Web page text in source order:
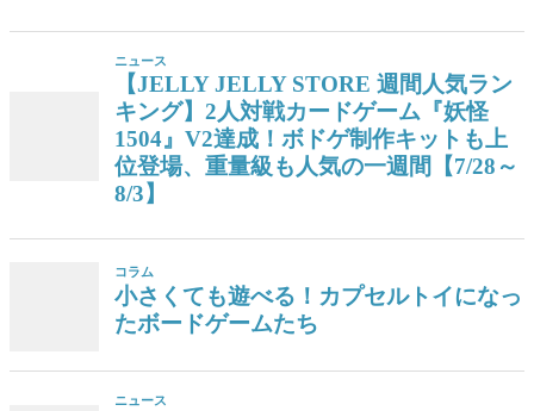
ニュース
【JELLY JELLY STORE 週間人気ラン
キング】2人対戦カードゲーム『妖怪
1504』V2達成！ボドゲ制作キットも上
位登場、重量級も人気の一週間【7/28～
8/3】
コラム
小さくても遊べる！カプセルトイになっ
たボードゲームたち
ニュース